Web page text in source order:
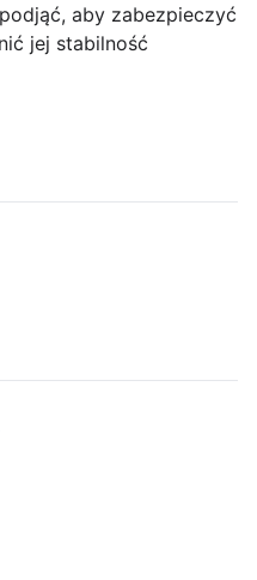
aby zabezpieczyć
jej stabilność